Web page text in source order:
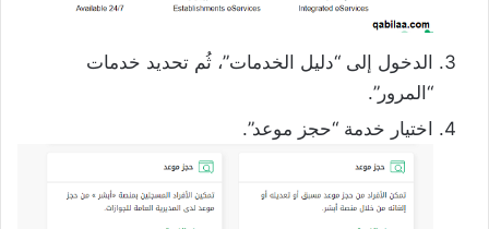
الدخول إلى “دليل الخدمات”، ثُم تحديد خدمات
“المرور”.
اختيار خدمة “حجز موعد”.